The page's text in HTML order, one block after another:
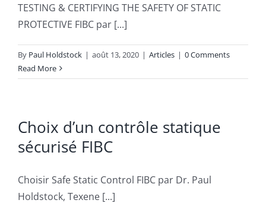
TESTING & CERTIFYING THE SAFETY OF STATIC
PROTECTIVE FIBC par [...]
By Paul Holdstock | août 13, 2020 | Articles | 0 Comments
Read More
Choix d’un contrôle statique
sécurisé FIBC
Choisir Safe Static Control FIBC par Dr. Paul
Holdstock, Texene [...]